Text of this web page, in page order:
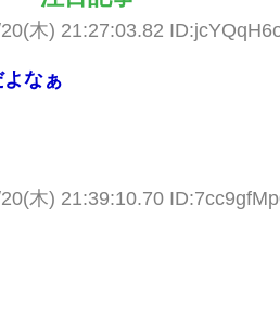
木) 21:27:03.82
なぁ
木) 21:39:10.70